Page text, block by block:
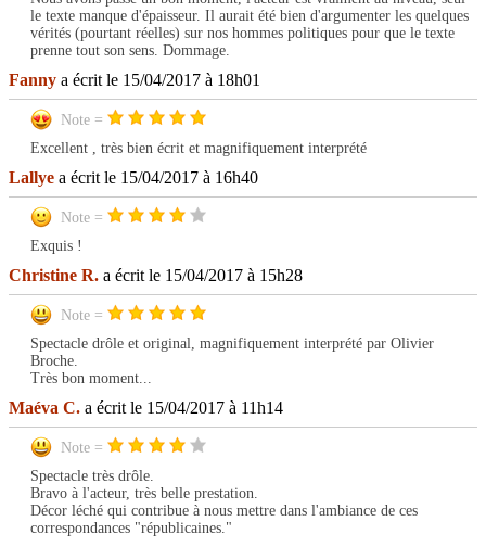
le texte manque d'épaisseur. Il aurait été bien d'argumenter les quelques
vérités (pourtant réelles) sur nos hommes politiques pour que le texte
prenne tout son sens. Dommage.
Fanny a écrit le 15/04/2017 à 18h01
Note =
Excellent , très bien écrit et magnifiquement interprété
Lallye a écrit le 15/04/2017 à 16h40
Note =
Exquis !
Christine R. a écrit le 15/04/2017 à 15h28
Note =
Spectacle drôle et original, magnifiquement interprété par Olivier
Broche.
Très bon moment...
Maéva C. a écrit le 15/04/2017 à 11h14
Note =
Spectacle très drôle.
Bravo à l'acteur, très belle prestation.
Décor léché qui contribue à nous mettre dans l'ambiance de ces
correspondances "républicaines."